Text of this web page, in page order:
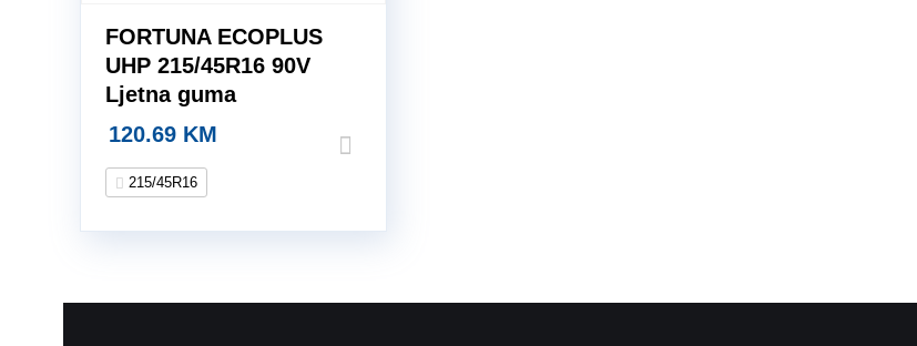
FORTUNA ECOPLUS
UHP 215/45R16 90V
Ljetna guma
120.69 KM
215/45R16